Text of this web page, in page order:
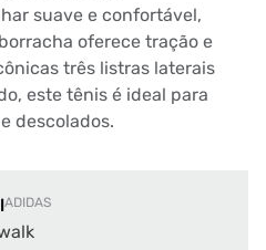
suave e confortável,
oferece tração e
três listras laterais
este tênis é ideal para
descolados.
ADIDAS